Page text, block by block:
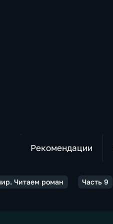
Рекомендации
Читаем роман Часть 9